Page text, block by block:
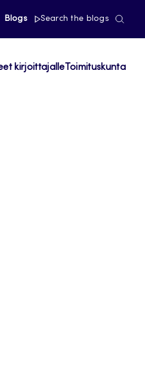
Blogs Search the blogs
kirjoittajalle Toimituskunta